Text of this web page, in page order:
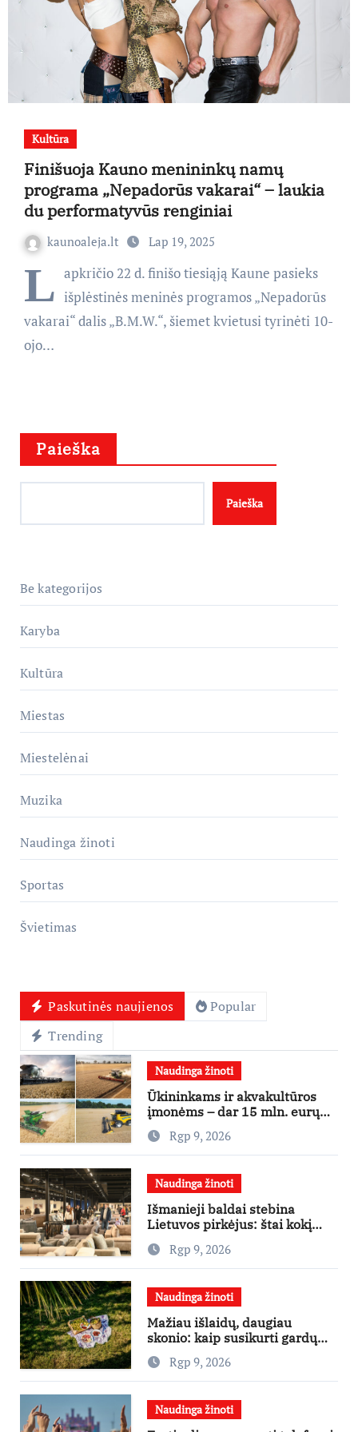
Kultūra
Finišuoja Kauno menininkų namų
programa „Nepadorūs vakarai“ – laukia
du performatyvūs renginiai
kaunoaleja.lt Lap 19, 2025
L apkričio 22 d. finišo tiesiąją Kaune pasieks
išplėstinės meninės programos „Nepadorūs
vakarai“ dalis „B.M.W.“, šiemet kvietusi tyrinėti 10-
ojo…
Paieška
Paieška
Be kategorijos
Karyba
Kultūra
Miestas
Miestelėnai
Muzika
Naudinga žinoti
Sportas
Švietimas
Paskutinės naujienos
Popular
Trending
Naudinga žinoti
Ūkininkams ir akvakultūros
įmonėms – dar 15 mln. eurų
lengvatinėms paskoloms
Rgp 9, 2026
Naudinga žinoti
Išmanieji baldai stebina
Lietuvos pirkėjus: štai kokį
išgraibsto pirmiausia
Rgp 9, 2026
Naudinga žinoti
Mažiau išlaidų, daugiau
skonio: kaip susikurti gardų
pikniką iš vos kelių produktų
Rgp 9, 2026
Naudinga žinoti